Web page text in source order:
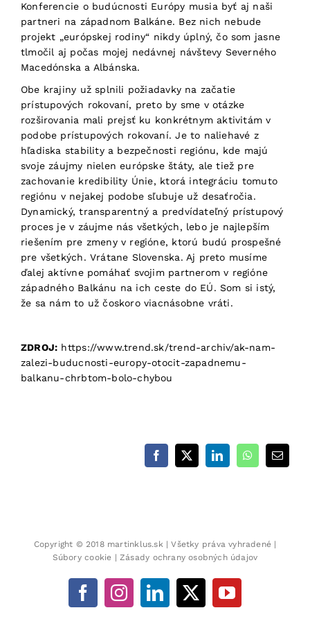
Konferencie o budúcnosti Európy musia byť aj naši
partneri na západnom Balkáne. Bez nich nebude
projekt „európskej rodiny“ nikdy úplný, čo som jasne
tlmočil aj počas mojej nedávnej návštevy Severného
Macedónska a Albánska.
Obe krajiny už splnili požiadavky na začatie
prístupových rokovaní, preto by sme v otázke
rozširovania mali prejsť ku konkrétnym aktivitám v
podobe prístupových rokovaní. Je to naliehavé z
hľadiska stability a bezpečnosti regiónu, kde majú
svoje záujmy nielen európske štáty, ale tiež pre
zachovanie kredibility Únie, ktorá integráciu tomuto
regiónu v nejakej podobe sľubuje už desaťročia.
Dynamický, transparentný a predvídateľný prístupový
proces je v záujme nás všetkých, lebo je najlepším
riešením pre zmeny v regióne, ktorú budú prospešné
pre všetkých. Vrátane Slovenska. Aj preto musíme
ďalej aktívne pomáhať svojim partnerom v regióne
západného Balkánu na ich ceste do EÚ. Som si istý,
že sa nám to už čoskoro viacnásobne vráti.
ZDROJ: https://www.trend.sk/trend-archiv/ak-nam-
zalezi-buducnosti-europy-otocit-zapadnemu-
balkanu-chrbtom-bolo-chybou
Facebook
X LinkedInWhatsApp
Email
Copyright © 2018 martinklus.sk| Všetky práva vyhradené |
Súbory cookie |Zásady ochrany osobných údajov
FacebookInstagram
LinkedIn
X YouTube